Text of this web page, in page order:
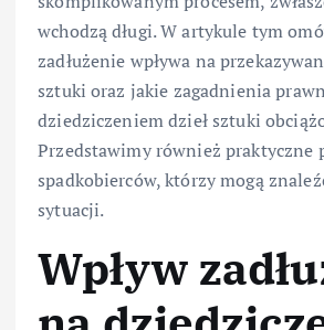
wchodzą długi. W artykule tym
zadłużenie wpływa na
sztuki oraz jakie zagadnienia
dziedziczeniem dzieł sztuki
Przedstawimy również praktyczne
spadkobierców, którzy mogą
sytuacji.
Wpływ